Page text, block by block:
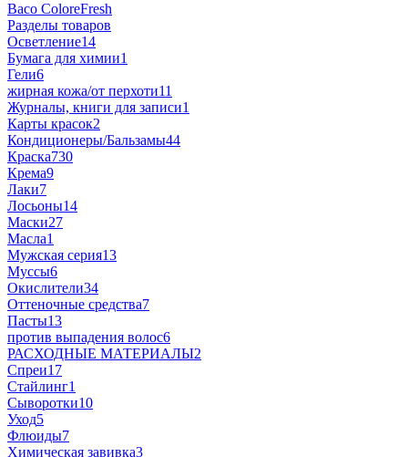
Baco ColoreFresh
Разделы товаров
Осветление14
Бумага для химии1
Гели6
жирная кожа/от перхоти11
Журналы, книги для записи1
Карты красок2
Кондиционеры/Бальзамы44
Краска730
Крема9
Лаки7
Лосьоны14
Маски27
Масла1
Мужская серия13
Муссы6
Окислители34
Оттеночные средства7
Пасты13
против выпадения волос6
РАСХОДНЫЕ МАТЕРИАЛЫ2
Спреи17
Стайлинг1
Сыворотки10
Уход5
Флюиды7
Химическая завивка3